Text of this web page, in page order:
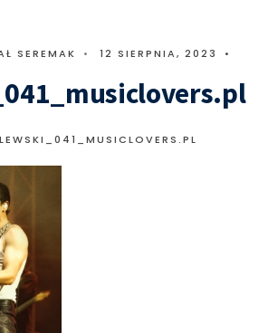
SEREMAK • 12 SIERPNIA, 2023
•